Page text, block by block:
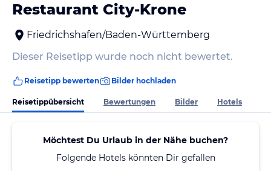
Restaurant City-Krone
Friedrichshafen/Baden-Württemberg
Dieser Reisetipp wurde noch nicht bewertet.
Reisetipp bewerten Bilder hochladen
Reisetippübersicht Bewertungen Bilder Hotels
Möchtest Du Urlaub in der Nähe buchen?
Folgende Hotels könnten Dir gefallen